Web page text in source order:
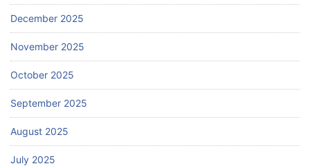
December 2025
November 2025
October 2025
September 2025
August 2025
July 2025